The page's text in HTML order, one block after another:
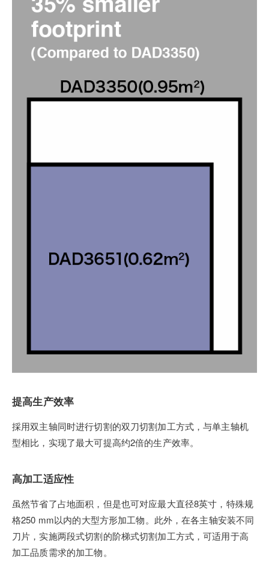
提高生产效率
採用双主轴同时进行切割的双刀切割加工方式，与单主轴机
型相比，实现了最大可提高约2倍的生产效率。
高加工适应性
虽然节省了占地面积，但是也可对应最大直径8英寸，特殊规
格250 mm以内的大型方形加工物。此外，在各主轴安装不同
刀片，实施两段式切割的阶梯式切割加工方式，可适用于高
加工品质需求的加工物。